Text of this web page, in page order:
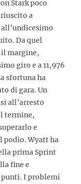
Stark poco
a
Da quel
margine,
giro e a 11,976
sfortuna ha
di gara. Un
all’arresto
termine,
e
podio. Wyatt ha
prima Sprint
fine e
I problemi